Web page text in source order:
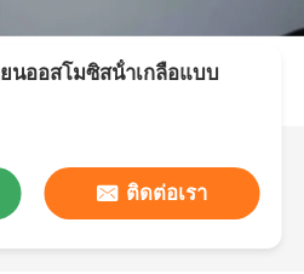
นออสโมซิสน้ําเกลือแบบ
ติดต่อเรา